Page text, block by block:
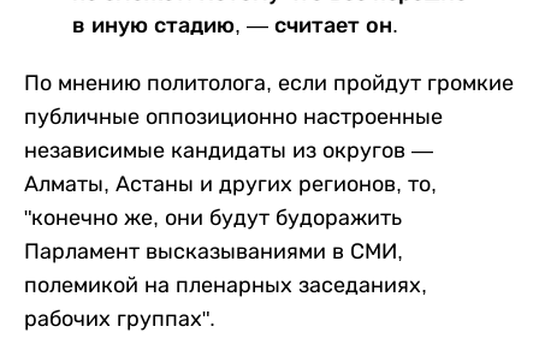
в иную стадию, — считает он.
По мнению политолога, если пройдут громкие
публичные оппозиционно настроенные
независимые кандидаты из округов —
Алматы, Астаны и других регионов, то,
"конечно же, они будут будоражить
Парламент высказываниями в СМИ,
полемикой на пленарных заседаниях,
рабочих группах".